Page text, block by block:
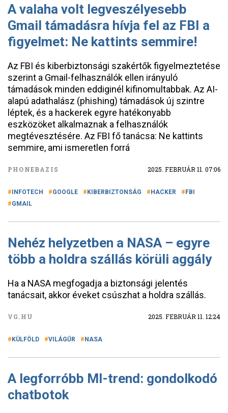
A valaha volt legveszélyesebb
Gmail támadásra hívja fel az FBI a
figyelmet: Ne kattints semmire!
Az FBI és kiberbiztonsági szakértők figyelmeztetése
szerint a Gmail-felhasználók ellen irányuló
támadások minden eddiginél kifinomultabbak. Az AI-
alapú adathalász (phishing) támadások új szintre
léptek, és a hackerek egyre hatékonyabb
eszközöket alkalmaznak a felhasználók
megtévesztésére. Az FBI fő tanácsa: Ne kattints
semmire, ami ismeretlen forrá
PHONEBAZIS 2025. FEBRUÁR 11. 07:06
INFOTECH GOOGLE KIBERBIZTONSÁG HACKER
FBI
GMAIL
Nehéz helyzetben a NASA – egyre
több a holdra szállás körüli aggály
Ha a NASA megfogadja a biztonsági jelentés
tanácsait, akkor éveket csúszhat a holdra szállás.
VG.HU 2025. FEBRUÁR 11. 12:24
KÜLFÖLD VILÁGŰR NASA
A legforróbb MI-trend: gondolkodó
chatbotok